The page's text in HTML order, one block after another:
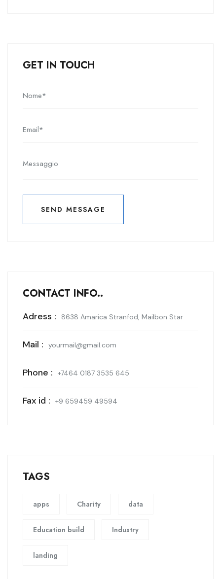
GET IN TOUCH
SEND MESSAGE
INVIA
CONTACT INFO..
Adress : 8638 Amarica Stranfod, Mailbon Star
Mail : yourmail@gmail.com
Phone : +7464 0187 3535 645
Fax id : +9 659459 49594
TAGS
apps Charity data
Education build Industry
landing